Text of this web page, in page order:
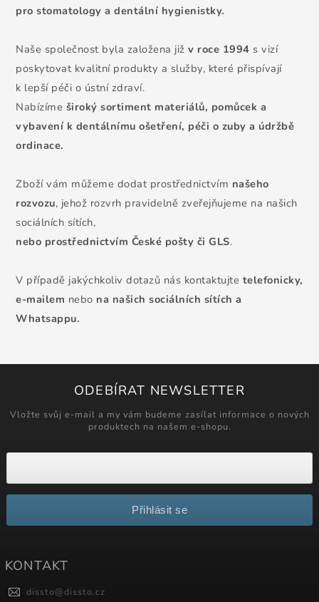
pro stomatology a dentální hygienistky.
Naše společnost byla založena již v roce 1994 s vizí
poskytovat kvalitní produkty a služby, které přispívají
k lepší péči o ústní zdraví.
Nabízíme široký sortiment materiálů, pomůcek a
vybavení k dentálnímu ošetření, péči o zuby a údržbě
ordinace.
Zboží vám můžeme dodat prostřednictvím našeho
rozvozu, jehož rozvrh pravidelně zveřejňujeme na našich
sociálních sítích,
nebo prostřednictvím České pošty či GLS.
V případě jakýchkoliv dotazů nás kontaktujte telefonicky,
e-mailem nebo na našich sociálních sítích a
Whatsappu.
ODEBÍRAT NEWSLETTER
Vložte svůj e-mail a my vám budeme zasílat informace o nových
produktech na našem e-shopu.
Přihlásit se
KONTAKT
dissto@dissto.cz